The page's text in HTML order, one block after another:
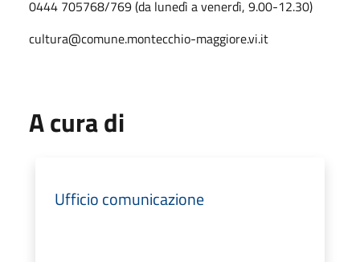
0444 705768/769 (da lunedì a venerdì, 9.00-12.30)
cultura@comune.montecchio-maggiore.vi.it
A cura di
Ufficio comunicazione